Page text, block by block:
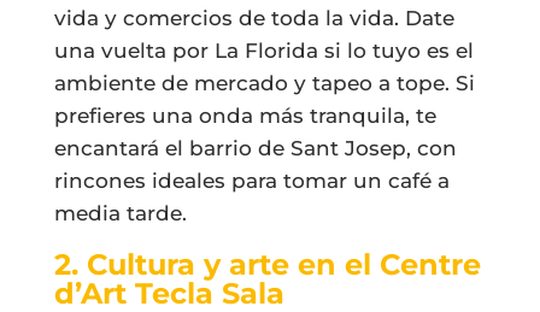
vida y comercios de toda la vida. Date
una vuelta por La Florida si lo tuyo es el
ambiente de mercado y tapeo a tope. Si
prefieres una onda más tranquila, te
encantará el barrio de Sant Josep, con
rincones ideales para tomar un café a
media tarde.
2. Cultura y arte en el Centre
d’Art Tecla Sala